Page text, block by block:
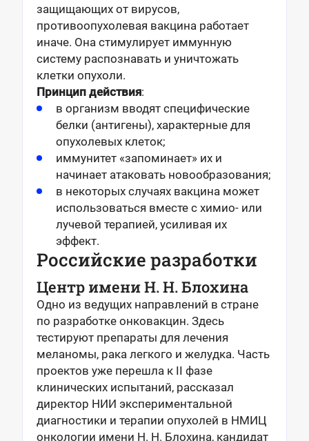
защищающих от вирусов,
противоопухолевая вакцина работает
иначе. Она стимулирует иммунную
систему распознавать и уничтожать
клетки опухоли.
Принцип действия:
в организм вводят специфические
белки (антигены), характерные для
опухолевых клеток;
иммунитет «запоминает» их и
начинает атаковать новообразования;
в некоторых случаях вакцина может
использоваться вместе с химио- или
лучевой терапией, усиливая их
эффект.
Российские разработки
Центр имени Н. Н. Блохина
Одно из ведущих направлений в стране
по разработке онковакцин. Здесь
тестируют препараты для лечения
меланомы, рака легкого и желудка. Часть
проектов уже перешла к II фазе
клинических испытаний, рассказал
директор НИИ экспериментальной
диагностики и терапии опухолей в НМИЦ
онкологии имени Н. Н. Блохина, кандидат